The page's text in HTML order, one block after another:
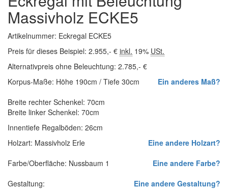
Massivholz ECKE5
Artikelnummer: Eckregal ECKE5
Preis für dieses Beispiel: 2.955,- € inkl. 19% USt.
Alternativpreis ohne Beleuchtung: 2.785,- €
Korpus-Maße: Höhe 190cm / Tiefe 30cm
Ein anderes Maß?
Breite rechter Schenkel: 70cm
Breite linker Schenkel: 70cm
Innentiefe Regalböden: 26cm
Holzart: Massivholz Erle
Eine andere Holzart?
Farbe/Oberfläche: Nussbaum 1
Eine andere Farbe?
Gestaltung:
Eine andere Gestaltung?